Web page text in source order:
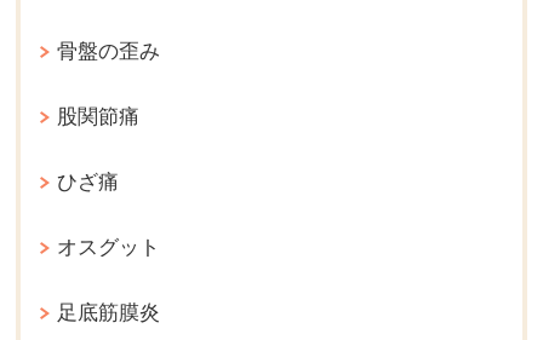
骨盤の歪み
股関節痛
ひざ痛
オスグット
足底筋膜炎